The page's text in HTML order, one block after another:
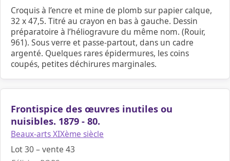
Croquis à l’encre et mine de plomb sur papier calque,
32 x 47,5. Titré au crayon en bas à gauche. Dessin
préparatoire à l’héliogravure du même nom. (Rouir,
961). Sous verre et passe-partout, dans un cadre
argenté. Quelques rares épidermures, les coins
coupés, petites déchirures marginales.
Frontispice des œuvres inutiles ou
nuisibles. 1879 - 80.
Beaux-arts XIXème siècle
Lot 30 – vente 43